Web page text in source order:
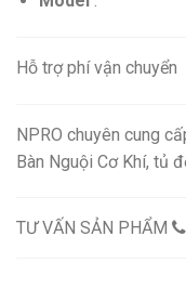
Hỗ trợ phí vận chuyển
NPRO chuyên cung
Bàn Nguội Cơ Khí, tủ
TƯ VẤN SẢN PHẨM